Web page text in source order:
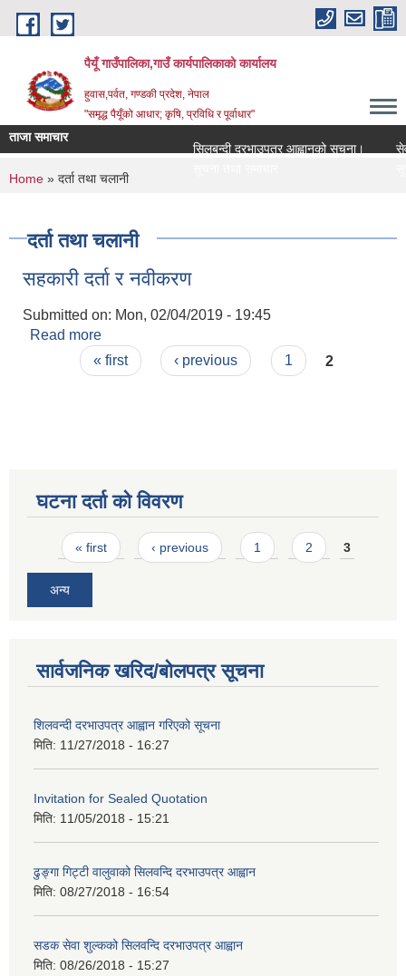
Skip to main content
पैयूँ गाउँपालिका,गाउँ कार्यपालिकाको कार्यालय
हुवास,पर्वत, गण्डकी प्रदेश, नेपाल
"समृद्ध पैयूँको आधार; कृषि, प्रविधि र पूर्वाधार"
ताजा समाचार
सिलबन्दी दरभाउपत्र आह्वानको सूचना।
सेवा
You are here
Home » दर्ता तथा चलानी
दर्ता तथा चलानी
सहकारी दर्ता र नवीकरण
Submitted on: Mon, 02/04/2019 - 19:45
Read more
Pages« first ‹ previous 1 2
घटना दर्ता को विवरण
Pages
« first ‹ previous 1 2 3
अन्य
सार्वजनिक खरिद/बोलपत्र सूचना
शिलवन्दी दरभाउपत्र आह्वान गरिएको सूचना
मिति: 11/27/2018 - 16:27
Invitation for Sealed Quotation
मिति: 11/05/2018 - 15:21
ढुङ्गा गिट्टी वालुवाको सिलवन्दि दरभाउपत्र आह्वान
मिति: 08/27/2018 - 16:54
सडक सेवा शुल्कको सिलवन्दि दरभाउपत्र आह्वान
मिति: 08/26/2018 - 15:27